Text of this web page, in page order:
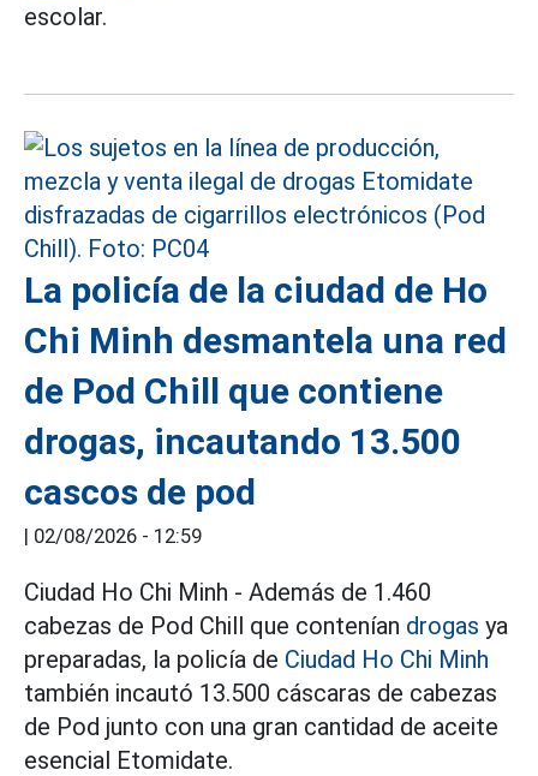
escolar.
La policía de la ciudad de Ho
Chi Minh desmantela una red
de Pod Chill que contiene
drogas, incautando 13.500
cascos de pod
| 02/08/2026 - 12:59
Ciudad Ho Chi Minh - Además de 1.460
cabezas de Pod Chill que contenían drogas ya
preparadas, la policía de Ciudad Ho Chi Minh
también incautó 13.500 cáscaras de cabezas
de Pod junto con una gran cantidad de aceite
esencial Etomidate.